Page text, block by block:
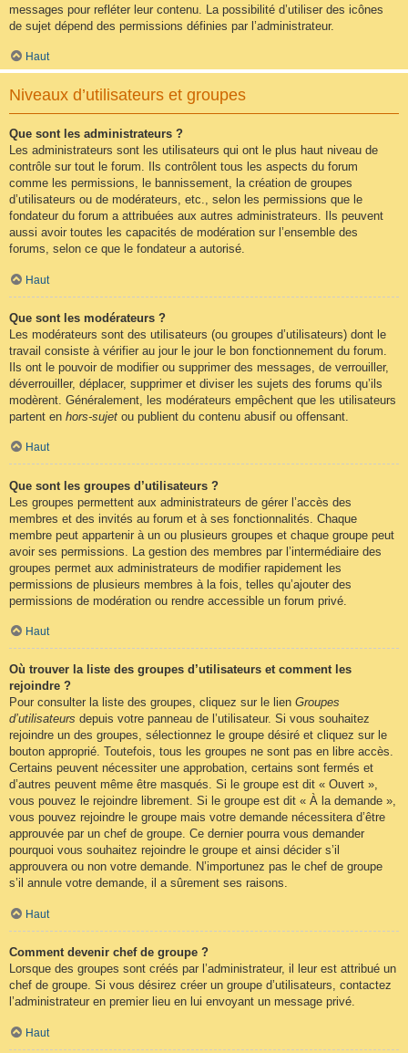
messages pour refléter leur contenu. La possibilité d’utiliser des icônes
de sujet dépend des permissions définies par l’administrateur.
Haut
Niveaux d’utilisateurs et groupes
Que sont les administrateurs ?
Les administrateurs sont les utilisateurs qui ont le plus haut niveau de
contrôle sur tout le forum. Ils contrôlent tous les aspects du forum
comme les permissions, le bannissement, la création de groupes
d’utilisateurs ou de modérateurs, etc., selon les permissions que le
fondateur du forum a attribuées aux autres administrateurs. Ils peuvent
aussi avoir toutes les capacités de modération sur l’ensemble des
forums, selon ce que le fondateur a autorisé.
Haut
Que sont les modérateurs ?
Les modérateurs sont des utilisateurs (ou groupes d’utilisateurs) dont le
travail consiste à vérifier au jour le jour le bon fonctionnement du forum.
Ils ont le pouvoir de modifier ou supprimer des messages, de verrouiller,
déverrouiller, déplacer, supprimer et diviser les sujets des forums qu’ils
modèrent. Généralement, les modérateurs empêchent que les utilisateurs
partent en hors-sujet ou publient du contenu abusif ou offensant.
Haut
Que sont les groupes d’utilisateurs ?
Les groupes permettent aux administrateurs de gérer l’accès des
membres et des invités au forum et à ses fonctionnalités. Chaque
membre peut appartenir à un ou plusieurs groupes et chaque groupe peut
avoir ses permissions. La gestion des membres par l’intermédiaire des
groupes permet aux administrateurs de modifier rapidement les
permissions de plusieurs membres à la fois, telles qu’ajouter des
permissions de modération ou rendre accessible un forum privé.
Haut
Où trouver la liste des groupes d’utilisateurs et comment les
rejoindre ?
Pour consulter la liste des groupes, cliquez sur le lien Groupes
d’utilisateurs depuis votre panneau de l’utilisateur. Si vous souhaitez
rejoindre un des groupes, sélectionnez le groupe désiré et cliquez sur le
bouton approprié. Toutefois, tous les groupes ne sont pas en libre accès.
Certains peuvent nécessiter une approbation, certains sont fermés et
d’autres peuvent même être masqués. Si le groupe est dit « Ouvert »,
vous pouvez le rejoindre librement. Si le groupe est dit « À la demande »,
vous pouvez rejoindre le groupe mais votre demande nécessitera d’être
approuvée par un chef de groupe. Ce dernier pourra vous demander
pourquoi vous souhaitez rejoindre le groupe et ainsi décider s’il
approuvera ou non votre demande. N’importunez pas le chef de groupe
s’il annule votre demande, il a sûrement ses raisons.
Haut
Comment devenir chef de groupe ?
Lorsque des groupes sont créés par l’administrateur, il leur est attribué un
chef de groupe. Si vous désirez créer un groupe d’utilisateurs, contactez
l’administrateur en premier lieu en lui envoyant un message privé.
Haut